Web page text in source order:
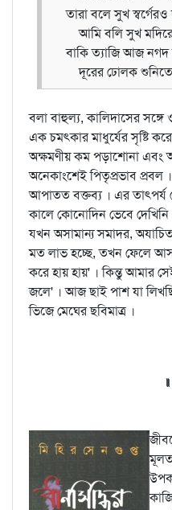
তারা বলে সুখ স্বর্গেরও
আমি বলি সুখ
বাকি ত্যাজি আজ নগদ
দূরের ঢোলক শুনিতে
বলা বাহুল্য, কালিদাসের
এক চমত্কার মাধুর্যের সৃষ্টি
অক্ষমণীয় কম পড়াশোনা এবং
অনেকাংশেই পিতৃপ্রভাব প্রবল
আপাতত বক্তব্য । এর
কালে কোনোদিন ভেবে
যখন অসামান্য সমাদর,
মত লাভ হচ্ছে, তখন ফেলে
করে হায় হায়' । কিন্তু আমার
জলে' । আজ ছাই পাশ যা
ভিজে মেঘের ছবিমাত্র ।